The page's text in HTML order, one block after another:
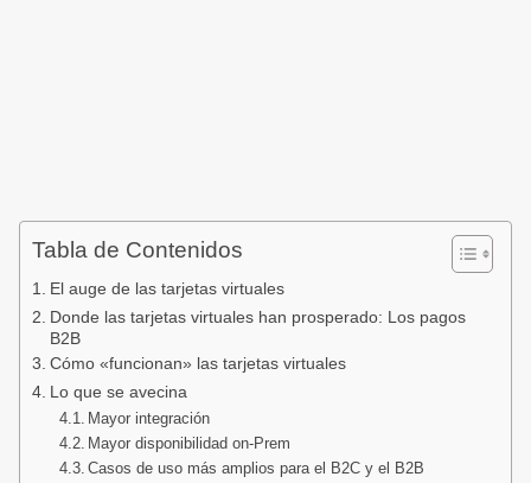
Tabla de Contenidos
El auge de las tarjetas virtuales
Donde las tarjetas virtuales han prosperado: Los pagos
B2B
Cómo «funcionan» las tarjetas virtuales
Lo que se avecina
Mayor integración
Mayor disponibilidad on-Prem
Casos de uso más amplios para el B2C y el B2B